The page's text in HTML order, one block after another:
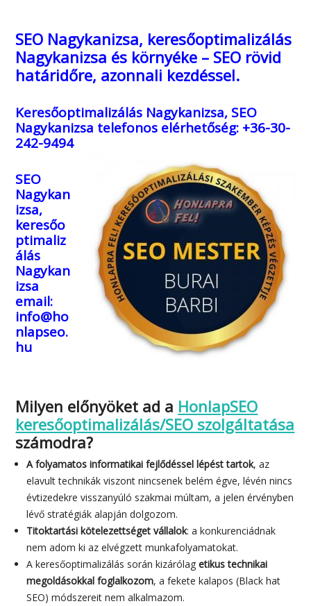
SEO Nagykanizsa, keresőoptimalizálás
Nagykanizsa és környéke – SEO rövid
határidőre, azonnali kezdéssel.
Keresőoptimalizálás Nagykanizsa, SEO
Nagykanizsa telefonos elérhetőség: +36-30-
242-9494
SEO
Nagykan
izsa,
keresőo
ptimaliz
álás
Nagykan
izsa
email:
info@ho
nlapseo.
hu
Milyen előnyöket ad a HonlapSEO
keresőoptimalizálás/SEO szolgáltatása
számodra?
A folyamatos informatikai fejlődéssel lépést tartok, az
elavult technikák viszont nincsenek belém égve, lévén nincs
évtizedekre visszanyúló szakmai múltam, a jelen érvényben
lévő stratégiák alapján dolgozom.
Titoktartási kötelezettséget vállalok: a konkurenciádnak
nem adom ki az elvégzett munkafolyamatokat.
A keresőoptimalizálás során kizárólagetikus technikai
megoldásokkal foglalkozom, a fekete kalapos (Black hat
SEO) módszereit nem alkalmazom.